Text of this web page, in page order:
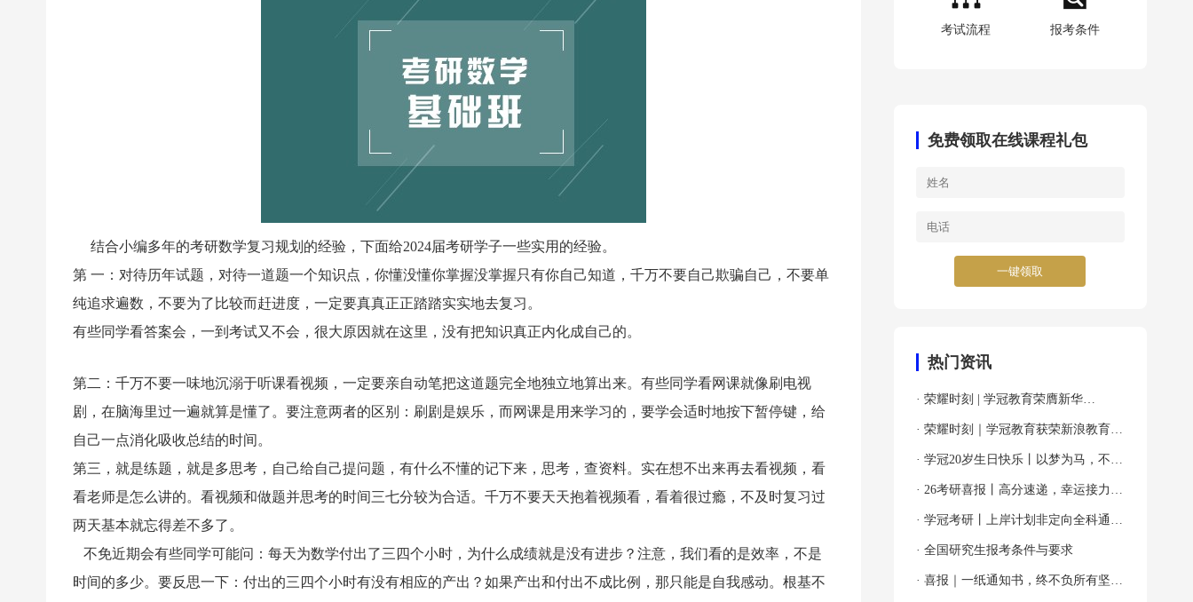
结合小编多年的考研数学复习规划的经验，下面给2024届考研学子一些实用的经验。
第 一：对待历年试题，对待一道题一个知识点，你懂没懂你掌握没掌握只有你自己知道，千万不要自己欺骗自己，不要单
纯追求遍数，不要为了比较而赶进度，一定要真真正正踏踏实实地去复习。
有些同学看答案会，一到考试又不会，很大原因就在这里，没有把知识真正内化成自己的。
第二： 千万不要一味地沉溺于听课看视频，一定要亲自动笔把这道题完全地独立地算出来。有些同学看网课就像刷电视
剧，在脑海里过一遍就算是懂了。要注意两者的区别：刷剧是娱乐，而网课是用来学习的，要学会适时地按下暂停键，给
自己一点消化吸收总结的时间。
第三，就是练题，就是多思考，自己给自己提问题，有什么不懂的记下来，思考，查资料。实在想不出来再去看视频，看
看老师是怎么讲的。看视频和做题并思考的时间三七分较为合适。千万不要天天抱着视频看，看着很过瘾，不及时复习过
两天基本就忘得差不多了。
不免近期会有些同学可能问：每天为数学付出了三四个小时，为什么成绩就是没有进步？注意，我们看的是效率，不是
时间的多少。要反思一下：付出的三四个小时有没有相应的产出？如果产出和付出不成比例，那只能是自我感动。根基不
考试流程 报考条件
免费领取在线课程礼包
一键领取
热门资讯
· 荣耀时刻 | 学冠教育荣膺新华
网“2024年度全国教育先锋品牌优秀案
例”殊荣！
· 荣耀时刻｜学冠教育获荣新浪教育
2024年度考研教育领导力品牌！
· 学冠20岁生日快乐丨以梦为马，不负
韶华！
· 26考研喜报丨高分速递，幸运接力，
吸欧气啦～
· 学冠考研丨上岸计划非定向全科通关
班
· 全国研究生报考条件与要求
· 喜报｜一纸通知书，终不负所有坚持